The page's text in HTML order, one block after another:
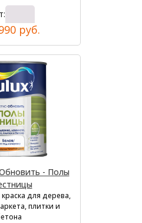
руб.
- Полы
для дерева,
плитки и